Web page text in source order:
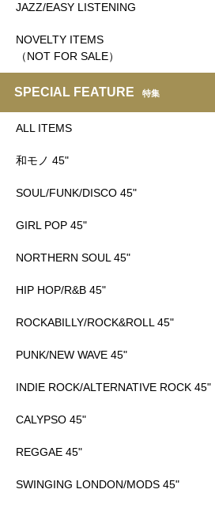
JAZZ/EASY LISTENING
NOVELTY ITEMS
（NOT FOR SALE）
SPECIAL FEATURE 特集
ALL ITEMS
和モノ 45"
SOUL/FUNK/DISCO 45"
GIRL POP 45"
NORTHERN SOUL 45"
HIP HOP/R&B 45"
ROCKABILLY/ROCK&ROLL 45"
PUNK/NEW WAVE 45"
INDIE ROCK/ALTERNATIVE ROCK 45"
CALYPSO 45"
REGGAE 45"
SWINGING LONDON/MODS 45"